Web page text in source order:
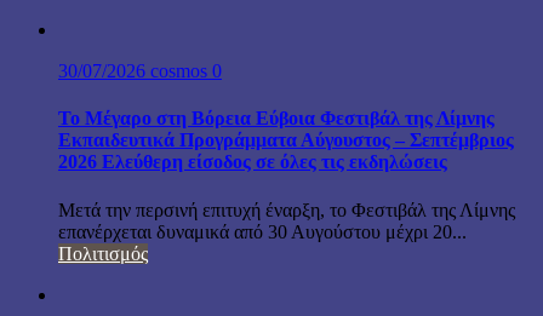
30/07/2026 cosmos 0
Το Μέγαρο στη Βόρεια Εύβοια Φεστιβάλ της Λίμνης
Εκπαιδευτικά Προγράμματα Αύγουστος – Σεπτέμβριος
2026 Ελεύθερη είσοδος σε όλες τις εκδηλώσεις
Μετά την περσινή επιτυχή έναρξη, το Φεστιβάλ της Λίμνης
επανέρχεται δυναμικά από 30 Αυγούστου μέχρι 20...
Πολιτισμός